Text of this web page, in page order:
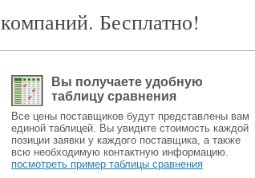
Бесплатно!
Вы получаете удобную
таблицу сравнения
Все цены поставщиков будут представлены вам
единой таблицей. Вы увидите стоимость каждой
позиции заявки у каждого поставщика, а также
всю необходимую контактную информацию.
посмотреть пример таблицы сравнения